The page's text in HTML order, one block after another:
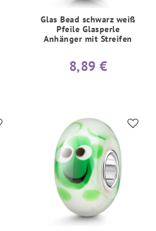
Glas Bead schwarz weiß
Pfeile Glasperle
Anhänger mit Streifen
8,89 €